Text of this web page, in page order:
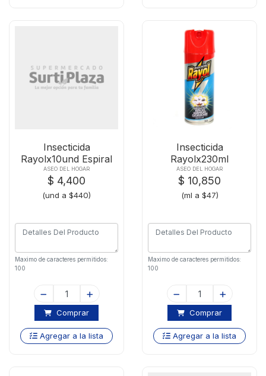
Insecticida
Rayolx10und Espiral
Vol
ASEO DEL HOGAR
$ 4,400
(und a $440)
Maximo de caracteres permitidos:
100
Comprar
Agregar a la lista
Insecticida
Rayolx230ml
Matatodo Spray
ASEO DEL HOGAR
$ 10,850
(ml a $47)
Maximo de caracteres permitidos:
100
Comprar
Agregar a la lista